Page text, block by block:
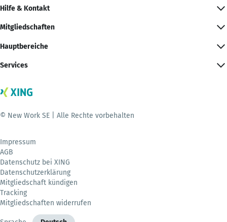
Hilfe & Kontakt
Mitgliedschaften
Hauptbereiche
Services
© New Work SE | Alle Rechte vorbehalten
Impressum
AGB
Datenschutz bei XING
Datenschutzerklärung
Mitgliedschaft kündigen
Tracking
Mitgliedschaften widerrufen